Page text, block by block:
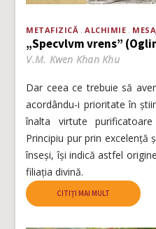
METAFIZICĂ ALCHIMIE
„Specvlvm vrens”
V.M. Kwen Khan Khu
Dar ceea ce trebuie să
acordându-i prioritate în
înalta virtute
Principiu pur prin excelență
înseși, își indică astfel
filiația divină.
CITIȚI MAI MULT